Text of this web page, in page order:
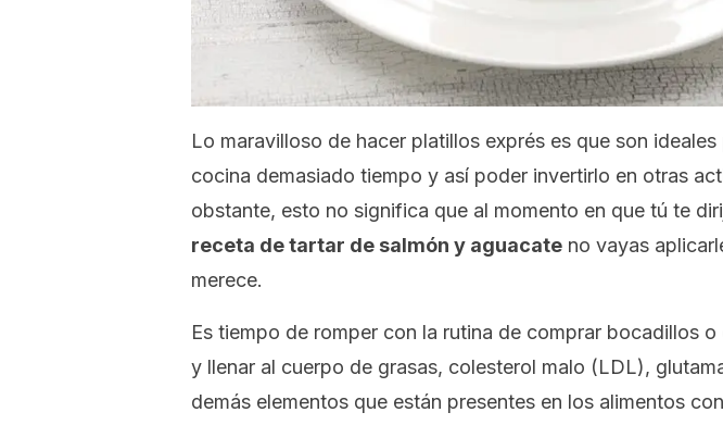
Lo maravilloso de hacer platillos exprés es que son ideales
cocina demasiado tiempo y así poder invertirlo en otras
obstante, esto no significa que al momento en que tú te
receta de tartar de salmón y aguacate no vayas
merece.
Es tiempo de romper con la rutina de comprar bocadillos o
y llenar al cuerpo de grasas, colesterol malo (LDL),
demás elementos que están presentes en los alimentos